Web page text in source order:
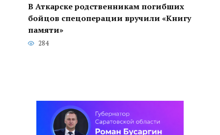
В Аткарске родственникам погибших
бойцов спецоперации вручили «Книгу
памяти»
284